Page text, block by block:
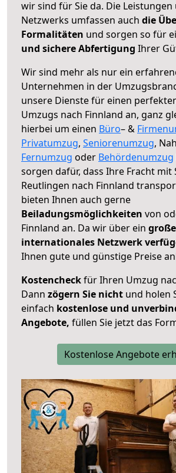
wir sind für Sie da. Die Leistungen
Netzwerks umfassen auch die
Formalitäten und sorgen so für
und sichere Abfertigung Ihrer
Wir sind mehr als nur ein
Unternehmen in der
unsere Dienste für einen
Umzugs nach Finnland an, ganz
hierbei um einen Büro– &
Privatumzug, Seniorenumzug,
Fernumzug oder Behördenumzug
sorgen dafür, dass Ihre Fracht mit
Reutlingen nach Finnland
bieten Ihnen auch gerne
Beiladungsmöglichkeiten von
Finnland an. Da wir über ein
internationales Netzwerk
Ihnen gute und günstige Preise
Kostencheckfür Ihren Umzug
Dann zögern Sie nicht und holen
einfach kostenlose und
Angebote, füllen Sie jetzt das
Kostenlose Angebote